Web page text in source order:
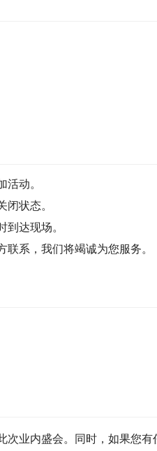
动。
状态。
达现场。
系，我们将竭诚为您服务。
次业内盛会。同时，如果您